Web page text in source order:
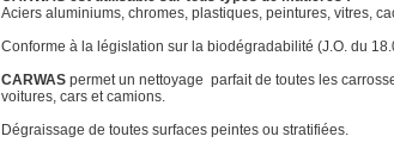
Aciers aluminiums, chromes, plastiques, peintures, vitres,
Conforme à la législation sur la biodégradabilité (J.O. du
CARWAS permet un nettoyage parfait de toutes les
voitures, cars et camions.
Dégraissage de toutes surfaces peintes ou stratifiées.